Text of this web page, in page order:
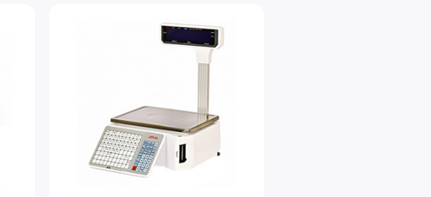
Вы сможете отслеживать статус своих